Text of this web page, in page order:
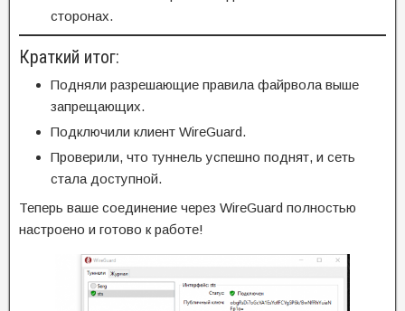
сторонах.
Краткий итог:
Подняли разрешающие правила файрвола выше
запрещающих.
Подключили клиент WireGuard.
Проверили, что туннель успешно поднят, и сеть
стала доступной.
Теперь ваше соединение через WireGuard полностью
настроено и готово к работе!